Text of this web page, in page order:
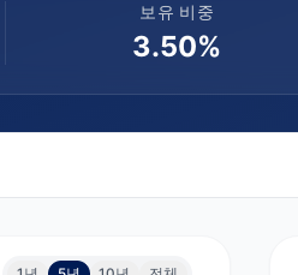
보유 비중
3.50%